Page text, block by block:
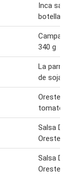
Inca
botella
340 g
La
de soja
Orestes
tomate
Salsa
Orestes
Salsa
Orestes